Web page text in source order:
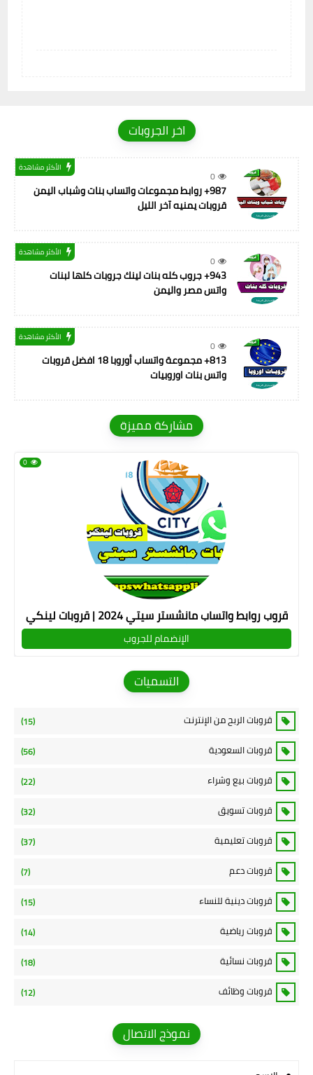
اخر الجروبات
0
الأكثر مشاهدة
987+ روابط مجموعات واتساب بنات وشباب اليمن
قروبات يمنيه آخر الليل
0
الأكثر مشاهدة
943+ جروب كله بنات لينك جروبات كلها لبنات
واتس مصر واليمن
0
الأكثر مشاهدة
813+ مجموعة واتساب أوروبا 18 افضل قروبات
واتس بنات اوروبيات
مشاركة مميزة
قروب روابط واتساب مانشستر سيتي 2024 | قروبات لينكي
0
الإنضمام للجروب
التسميات
قروبات الربح من الإنترنت (15)
قروبات السعودية (56)
قروبات بيع وشراء (22)
قروبات تسويق (32)
قروبات تعليمية (37)
قروبات دعم (7)
قروبات دينية للنساء (15)
قروبات رياضية (14)
قروبات نسائية (18)
قروبات وظائف (12)
نموذج الاتصال